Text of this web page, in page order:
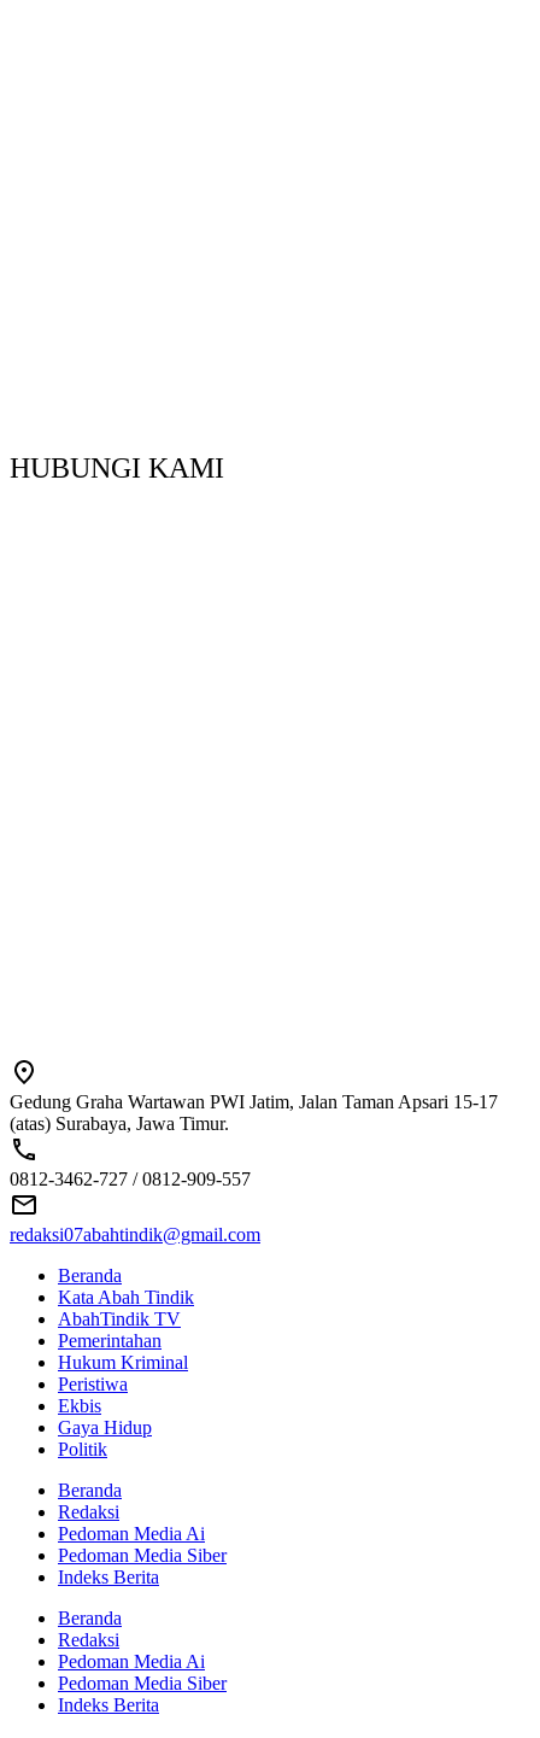
HUBUNGI KAMI
Gedung Graha Wartawan PWI Jatim, Jalan Taman Apsari 15-17
(atas) Surabaya, Jawa Timur.
0812-3462-727 / 0812-909-557
redaksi07abahtindik@gmail.com
Beranda
Kata Abah Tindik
AbahTindik TV
Pemerintahan
Hukum Kriminal
Peristiwa
Ekbis
Gaya Hidup
Politik
Beranda
Redaksi
Pedoman Media Ai
Pedoman Media Siber
Indeks Berita
Beranda
Redaksi
Pedoman Media Ai
Pedoman Media Siber
Indeks Berita